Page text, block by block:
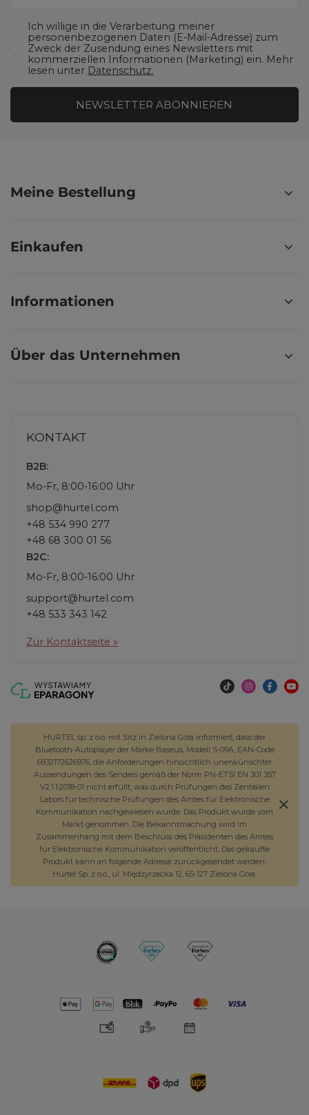
Ich willige in die Verarbeitung meiner
personenbezogenen Daten (E-Mail-Adresse) zum
Zweck der Zusendung eines Newsletters mit
kommerziellen Informationen (Marketing) ein. Mehr
lesen unter Datenschutz.
NEWSLETTER ABONNIEREN
Meine Bestellung
Einkaufen
Informationen
Über das Unternehmen
KONTAKT
B2B:
Mo-Fr, 8:00-16:00 Uhr
shop@hurtel.com
+48 534 990 277
+48 68 300 01 56
B2C:
Mo-Fr, 8:00-16:00 Uhr
support@hurtel.com
+48 533 343 142
Zur Kontaktseite »
HURTEL sp. z o.o. mit Sitz in Zielona Góra informiert, dass der
Bluetooth-Autoplayer der Marke Baseus, Modell S-09A, EAN-Code
6932172626976, die Anforderungen hinsichtlich unerwünschter
Aussendungen des Senders gemäß der Norm PN-ETSI EN 301 357
V2.1.1:2018-01 nicht erfüllt, was durch Prüfungen des Zentralen
Labors für technische Prüfungen des Amtes für Elektronische
Kommunikation nachgewiesen wurde. Das Produkt wurde vom
Markt genommen. Die Bekanntmachung wird im
Zusammenhang mit dem Beschluss des Präsidenten des Amtes
für Elektronische Kommunikation veröffentlicht. Das gekaufte
Produkt kann an folgende Adresse zurückgesendet werden:
Hurtel Sp. z o.o., ul. Międzyrzecka 12, 65-127 Zielona Góra.